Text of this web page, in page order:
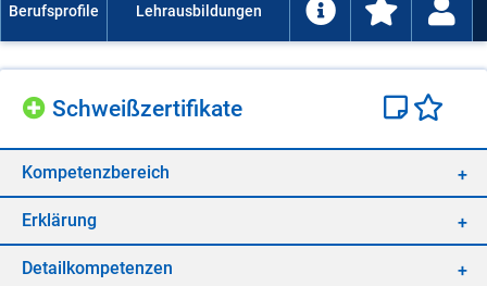
Schweiß­zer­ti­fi­ka­te
Kom­pe­tenz­be­reich
Er­klä­rung
De­tail­kom­pe­ten­zen